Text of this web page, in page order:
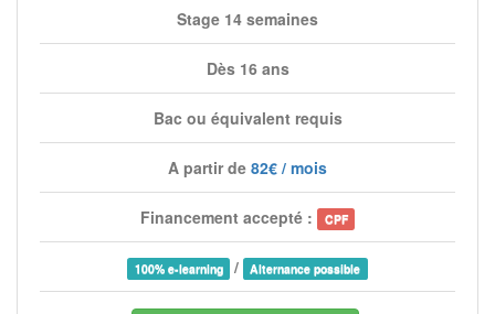
Stage 14 semaines
Dès 16 ans
Bac ou équivalent requis
A partir de 82€ / mois
Financement accepté : CPF
100% e-learning / Alternance possible